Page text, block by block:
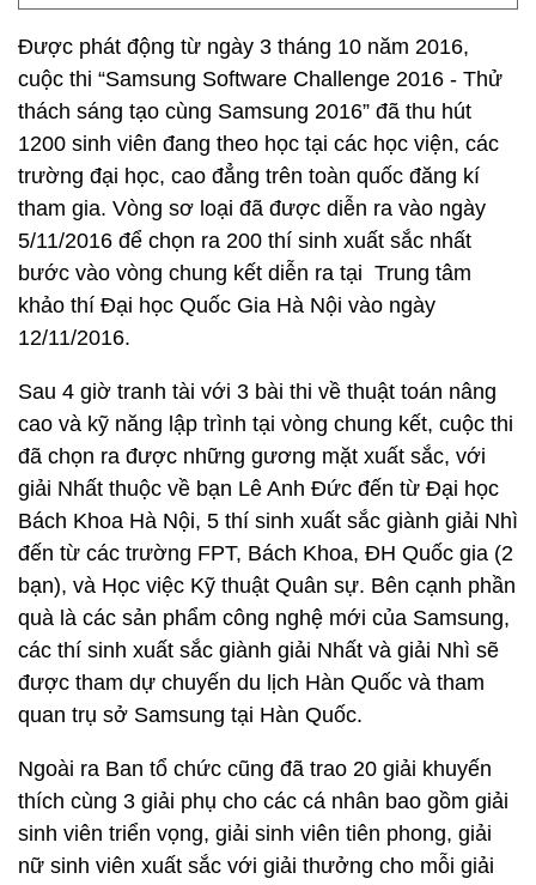
Được phát động từ ngày 3 tháng 10 năm 2016,
cuộc thi “Samsung Software Challenge 2016 - Thử
thách sáng tạo cùng Samsung 2016” đã thu hút
1200 sinh viên đang theo học tại các học viện, các
trường đại học, cao đẳng trên toàn quốc đăng kí
tham gia. Vòng sơ loại đã được diễn ra vào ngày
5/11/2016 để chọn ra 200 thí sinh xuất sắc nhất
bước vào vòng chung kết diễn ra tại Trung tâm
khảo thí Đại học Quốc Gia Hà Nội vào ngày
12/11/2016.
Sau 4 giờ tranh tài với 3 bài thi về thuật toán nâng
cao và kỹ năng lập trình tại vòng chung kết, cuộc thi
đã chọn ra được những gương mặt xuất sắc, với
giải Nhất thuộc về bạn Lê Anh Đức đến từ Đại học
Bách Khoa Hà Nội, 5 thí sinh xuất sắc giành giải Nhì
đến từ các trường FPT, Bách Khoa, ĐH Quốc gia (2
bạn), và Học việc Kỹ thuật Quân sự. Bên cạnh phần
quà là các sản phẩm công nghệ mới của Samsung,
các thí sinh xuất sắc giành giải Nhất và giải Nhì sẽ
được tham dự chuyến du lịch Hàn Quốc và tham
quan trụ sở Samsung tại Hàn Quốc.
Ngoài ra Ban tổ chức cũng đã trao 20 giải khuyến
thích cùng 3 giải phụ cho các cá nhân bao gồm giải
sinh viên triển vọng, giải sinh viên tiên phong, giải
nữ sinh viên xuất sắc với giải thưởng cho mỗi giải